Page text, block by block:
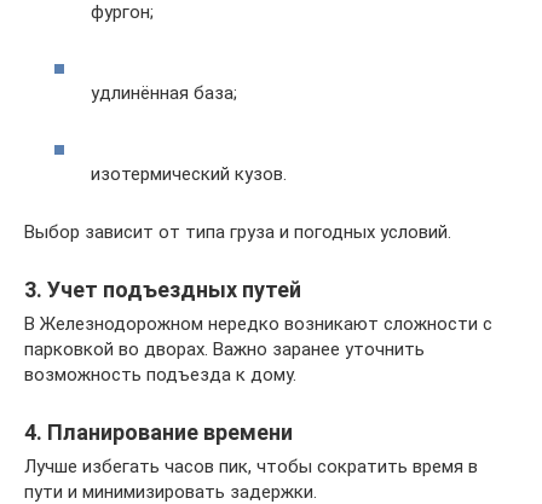
фургон;
удлинённая база;
изотермический кузов.
Выбор зависит от типа груза и погодных условий.
3. Учет подъездных путей
В Железнодорожном нередко возникают сложности с
парковкой во дворах. Важно заранее уточнить
возможность подъезда к дому.
4. Планирование времени
Лучше избегать часов пик, чтобы сократить время в
пути и минимизировать задержки.